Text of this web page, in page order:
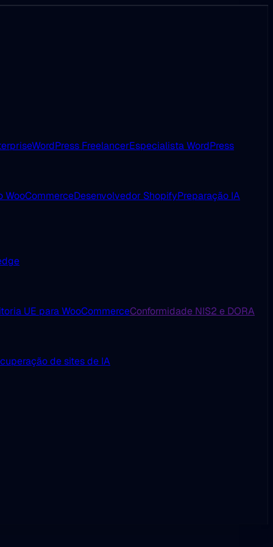
WordPress FreelancerEspecialista WordPress
WooCommerceDesenvolvedor ShopifyPreparação IA
UE para WooCommerceConformidade NIS2 e DORA
de sites de IA